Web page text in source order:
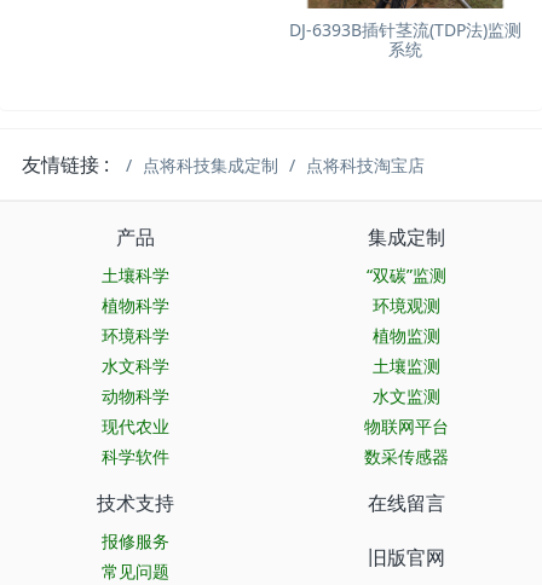
DJ-6393B插针茎流(TDP法)监测
系统
友情链接 : 点将科技集成定制 点将科技淘宝店
产品
土壤科学
植物科学
环境科学
水文科学
动物科学
现代农业
科学软件
集成定制
“双碳”监测
环境观测
植物监测
土壤监测
水文监测
物联网平台
数采传感器
技术支持
报修服务
常见问题
在线留言
旧版官网